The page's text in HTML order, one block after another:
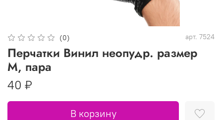
(0) арт. 7524
Перчатки Винил неопудр. размер
М, пара
40 ₽
В корзину